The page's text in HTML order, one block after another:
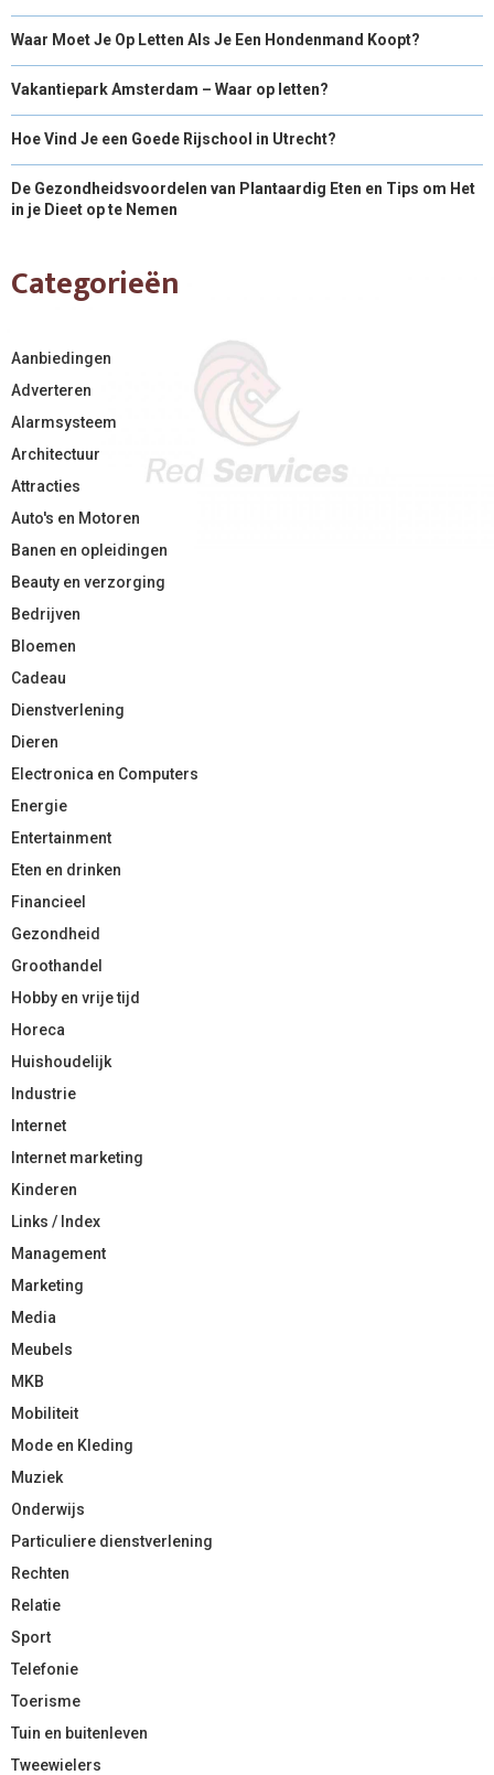
Waar Moet Je Op Letten Als Je Een Hondenmand Koopt?
Vakantiepark Amsterdam – Waar op letten?
Hoe Vind Je een Goede Rijschool in Utrecht?
De Gezondheidsvoordelen van Plantaardig Eten en Tips om Het
in je Dieet op te Nemen
Categorieën
Aanbiedingen
Adverteren
Alarmsysteem
Architectuur
Attracties
Auto's en Motoren
Banen en opleidingen
Beauty en verzorging
Bedrijven
Bloemen
Cadeau
Dienstverlening
Dieren
Electronica en Computers
Energie
Entertainment
Eten en drinken
Financieel
Gezondheid
Groothandel
Hobby en vrije tijd
Horeca
Huishoudelijk
Industrie
Internet
Internet marketing
Kinderen
Links / Index
Management
Marketing
Media
Meubels
MKB
Mobiliteit
Mode en Kleding
Muziek
Onderwijs
Particuliere dienstverlening
Rechten
Relatie
Sport
Telefonie
Toerisme
Tuin en buitenleven
Tweewielers